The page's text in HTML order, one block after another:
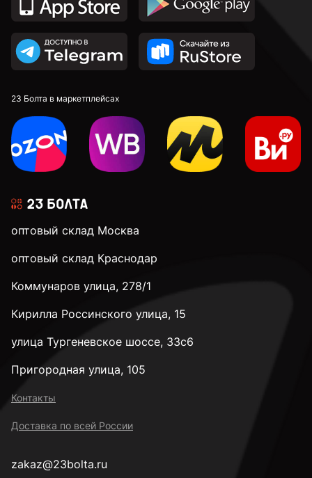
18 мм
20 мм
22 мм
32 мм
35 мм
23 Болта в маркетплейсах
оптовый склад Москва
оптовый склад Краснодар
Коммунаров улица, 278/1
Кирилла Россинского улица, 15
улица Тургеневское шоссе, 33с6
Пригородная улица, 105
Контакты
Доставка по всей России
zakaz@23bolta.ru